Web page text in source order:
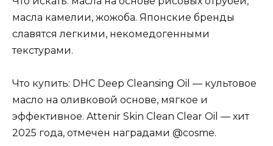
масла камелии, жожоба. Японские бренды
славятся легкими, некомедогенными
текстурами.
Что купить: DHC Deep Cleansing Oil — культовое
масло на оливковой основе, мягкое и
эффективное. Attenir Skin Clean Clear Oil — хит
2025 года, отмечен наградами @cosme.